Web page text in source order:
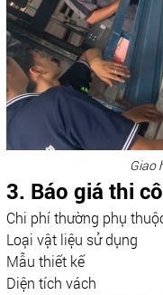
Giao
3. Báo giá thi
Chi phí thường phụ
Loại vật liệu sử dụng
Mẫu thiết kế
Diện tích vách